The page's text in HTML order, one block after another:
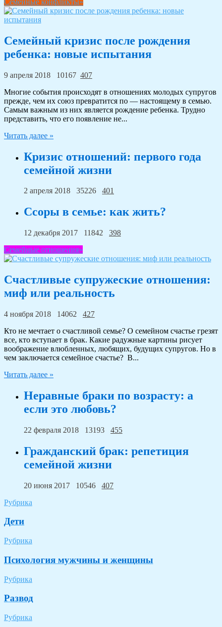
Семейный кризис после рождения
ребенка: новые испытания
9 апреля 2018 10167 407
Многие события происходят в отношениях молодых супругов
прежде, чем их союз превратится по — настоящему в семью.
Самым важным из них является рождение ребенка. Трудно
представить, что его появление не...
Читать далее »
Кризис отношений: первого года
семейной жизни
2 апреля 2018 35226 401
Ссоры в семье: как жить?
12 декабря 2017 11842 398
Семейные отношения»
Счастливые супружеские отношения:
миф или реальность
4 ноября 2018 14062 427
Кто не мечтает о счастливой семье? О семейном счастье грезят
все, кто вступает в брак. Какие радужные картины рисует
воображение влюбленных, любящих, будущих супругов. Но в
чем заключается семейное счастье? В...
Читать далее »
Неравные браки по возрасту: а
если это любовь?
22 февраля 2018 13193 455
Гражданский брак: репетиция
семейной жизни
20 июня 2017 10546 407
Рубрика
Дети
Рубрика
Психология мужчины и женщины
Рубрика
Развод
Рубрика